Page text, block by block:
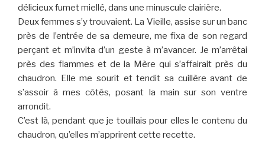
délicieux fumet miellé, dans une minuscule clairière.
Deux femmes s’y trouvaient. La Vieille, assise sur un banc
près de l’entrée de sa demeure, me fixa de son regard
perçant et m’invita d’un geste à m’avancer. Je m’arrêtai
près des flammes et de la Mère qui s’affairait près du
chaudron. Elle me sourit et tendit sa cuillère avant de
s’assoir à mes côtés, posant la main sur son ventre
arrondit.
C’est là, pendant que je touillais pour elles le contenu du
chaudron, qu’elles m’apprirent cette recette.